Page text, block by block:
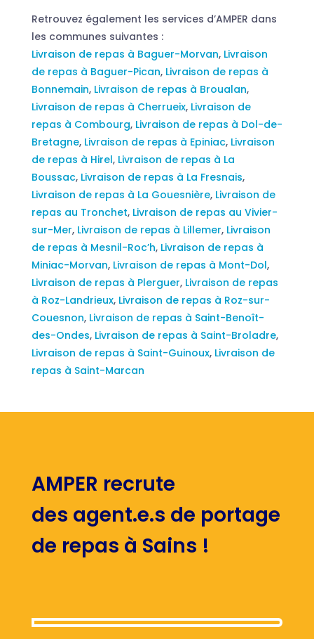
Retrouvez également les services d’AMPER dans
les communes suivantes :
Livraison de repas à Baguer-Morvan, Livraison
de repas à Baguer-Pican, Livraison de repas à
Bonnemain, Livraison de repas à Broualan,
Livraison de repas à Cherrueix, Livraison de
repas à Combourg, Livraison de repas à Dol-de-
Bretagne, Livraison de repas à Epiniac, Livraison
de repas à Hirel, Livraison de repas à La
Boussac, Livraison de repas à La Fresnais,
Livraison de repas à La Gouesnière, Livraison de
repas au Tronchet, Livraison de repas au Vivier-
sur-Mer, Livraison de repas à Lillemer, Livraison
de repas à Mesnil-Roc’h, Livraison de repas à
Miniac-Morvan, Livraison de repas à Mont-Dol,
Livraison de repas à Plerguer, Livraison de repas
à Roz-Landrieux, Livraison de repas à Roz-sur-
Couesnon, Livraison de repas à Saint-Benoît-
des-Ondes, Livraison de repas à Saint-Broladre,
Livraison de repas à Saint-Guinoux, Livraison de
repas à Saint-Marcan
AMPER recrute
des agent.e.s de portage
de repas à Sains !